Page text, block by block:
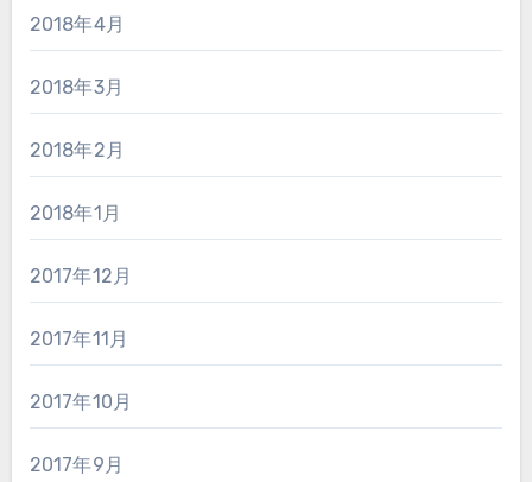
2018年4月
2018年3月
2018年2月
2018年1月
2017年12月
2017年11月
2017年10月
2017年9月